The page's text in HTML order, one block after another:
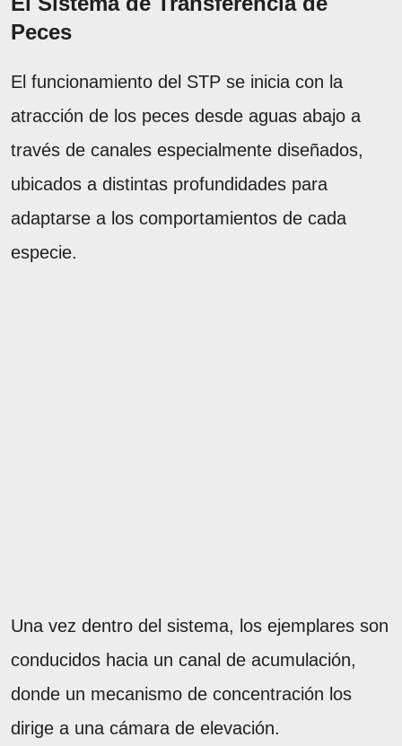
Peces
El funcionamiento del STP se inicia con la
atracción de los peces desde aguas abajo a
través de canales especialmente diseñados,
ubicados a distintas profundidades para
adaptarse a los comportamientos de cada
especie.
Una vez dentro del sistema, los ejemplares son
conducidos hacia un canal de acumulación,
donde un mecanismo de concentración los
dirige a una cámara de elevación.